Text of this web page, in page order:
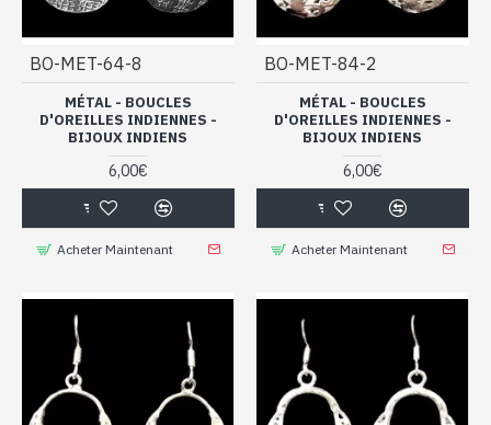
BO-MET-64-8
MÉTAL - BOUCLES
D'OREILLES INDIENNES -
BIJOUX INDIENS
6,00€
Acheter Maintenant
BO-MET-84-2
MÉTAL - BOUCLES
D'OREILLES INDIENNES -
BIJOUX INDIENS
6,00€
Acheter Maintenant